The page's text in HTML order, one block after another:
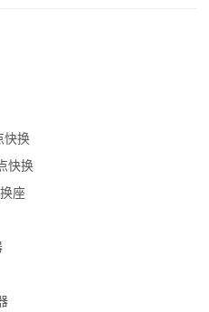
快换
快换
座